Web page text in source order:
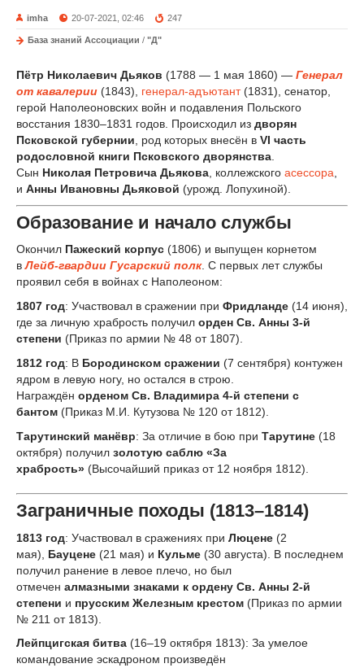
imha 20-07-2021, 02:46 247
База знаний Ассоциации / "Д"
Пётр Николаевич Дьяков (1788 — 1 мая 1860) — Генерал
от кавалерии (1843), генерал-адъютант(1831), сенатор,
герой Наполеоновских войн и подавления Польского
восстания 1830–1831 годов. Происходил из дворян
Псковской губернии , род которых внесён в VI часть
родословной книги Псковского дворянства
Сын Николая Петровича Дьякова , коллежского асессора
и Анны Ивановны Дьяковой (урожд. Лопухиной).
Образование и начало службы
Окончил Пажеский корпус (1806) и выпущен корнетом
в Лейб-гвардии Гусарский полк. С первых лет службы
проявил себя в войнах с Наполеоном:
1807 год: Участвовал в сражении при Фридланде (14 июня),
где за личную храбрость получил орден Св. Анны 3-й
степени (Приказ по армии № 48 от 1807).
1812 год: В Бородинском сражении (7 сентября) контужен
ядром в левую ногу, но остался в строю.
Награждён орденом Св. Владимира 4-й степени с
бантом (Приказ М.И. Кутузова № 120 от 1812).
Тарутинский манёвр: За отличие в бою при Тарутине (18
октября) получил золотую саблю «За
храбрость» (Высочайший приказ от 12 ноября 1812).
Заграничные походы (1813–1814)
1813 год: Участвовал в сражениях при Люцене (2
мая),
Бауцене (21 мая) и Кульме (30 августа). В последнем
получил ранение в левое плечо, но был
отмечен алмазными знаками к ордену Св. Анны 2-й
степени и прусским Железным крестом (Приказ по армии
№ 211 от 1813).
Лейпцигская битва (16–19 октября 1813): За умелое
командование эскадроном произведён